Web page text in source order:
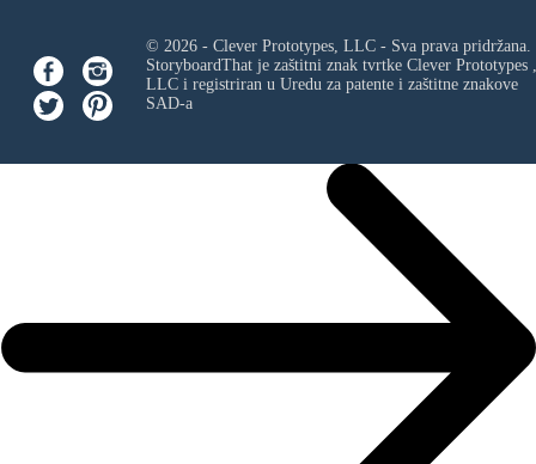
© 2026 - Clever Prototypes, LLC - Sva prava pridržana.
StoryboardThat je zaštitni znak tvrtke Clever Prototypes ,
LLCi registriran u Uredu za patente i zaštitne znakove
SAD-a